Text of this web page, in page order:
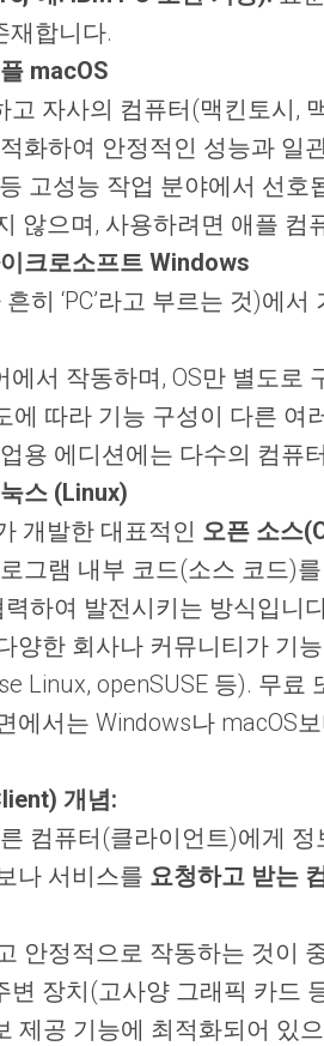
재합니다.
macOS
자사의 컴퓨터(맥킨토시,
화하여 안정적인 성능과 일
고성능 작업 분야에서 선호
않으며, 사용하려면 애플 컴
크로소프트 Windows
히 ‘PC’라고 부르는 것)에
서 작동하며, OS만 별도로
에 따라 기능 구성이 다른 여
용 에디션에는 다수의 컴퓨
스 (Linux)
개발한 대표적인 오픈 소스
그램 내부 코드(소스 코드)
하여 발전시키는 방식입니
양한 회사나 커뮤니티가 기
Linux, openSUSE 등). 무료
에서는 Windows나 macOS
개념:
컴퓨터(클라이언트)에게
나 서비스를 요청하고 받는
안정적으로 작동하는 것이
변 장치(고사양 그래픽 카드
제공 기능에 최적화되어 있